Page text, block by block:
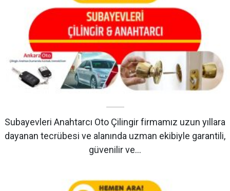
Subayevleri Anahtarcı Oto Çilingir firmamız uzun yıllara
dayanan tecrübesi ve alanında uzman ekibiyle garantili,
güvenilir ve…